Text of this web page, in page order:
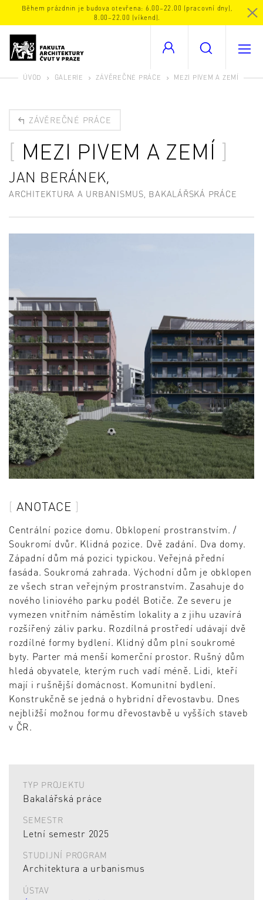
Během prázdnin je budova otevřena: 6.00–22.00 (pracovní dny),
8.00–22.00 (víkend).
ÚVOD GALERIE ZÁVĚREČNÉ PRÁCE MEZI PIVEM A ZEMÍ
ZÁVĚREČNÉ PRÁCE
MEZI PIVEM A ZEMÍ
JAN BERÁNEK,
ARCHITEKTURA A URBANISMUS, BAKALÁŘSKÁ PRÁCE
ANOTACE
Centrální pozice domu. Obklopení prostranstvím. /
Soukromí dvůr. Klidná pozice. Dvě zadání. Dva domy.
Západní dům má pozici typickou. Veřejná přední
fasáda. Soukromá zahrada. Východní dům je obklopen
ze všech stran veřejným prostranstvím. Zasahuje do
nového liniového parku podél Botiče. Ze severu je
vymezen vnitřním náměstím lokality a z jihu uzavírá
rozšířený záliv parku. Rozdílná prostředí udávají dvě
rozdílné formy bydlení. Klidný dům plní soukromé
byty. Parter má menší komerční prostor. Rušný dům
hledá obyvatele, kterým ruch vadí méně. Lidi, kteří
mají i rušnější domácnost. Komunitní bydlení.
Konstrukčně se jedná o hybridní dřevostavbu. Dnes
nejbližší možnou formu dřevostavbě u vyšších staveb
v ČR.
TYP PROJEKTU
Bakalářská práce
SEMESTR
Letní semestr 2025
STUDIJNÍ PROGRAM
Architektura a urbanismus
ÚSTAV